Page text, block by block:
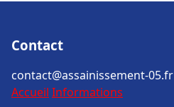
Contact
contact@assainissement-05.fr
Accueil Informations